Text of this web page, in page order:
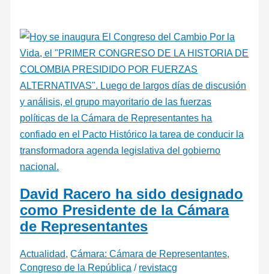
David Racero ha sido designado
como Presidente de la Cámara
de Representantes
Actualidad,Cámara: Cámara de Representantes,
Congreso de la República / revistacg